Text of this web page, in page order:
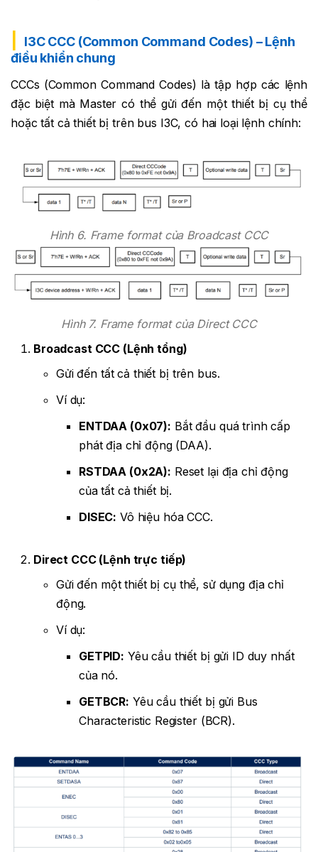
I3C CCC (Common Command Codes) – Lệnh
điều khiển chung
CCCs (Common Command Codes) là tập hợp các lệnh
đặc biệt mà Master có thể gửi đến một thiết bị cụ thể
hoặc tất cả thiết bị trên bus I3C, có hai loại lệnh chính:
Hình 6. Frame format của Broadcast CCC
Hình 7. Frame format của Direct CCC
Broadcast CCC (Lệnh tổng)
Gửi đến tất cả thiết bị trên bus.
Ví dụ:
ENTDAA (0x07): Bắt đầu quá trình cấp
phát địa chỉ động (DAA).
RSTDAA (0x2A): Reset lại địa chỉ động
của tất cả thiết bị.
DISEC: Vô hiệu hóa CCC.
Direct CCC (Lệnh trực tiếp)
Gửi đến một thiết bị cụ thể, sử dụng địa chỉ
động.
Ví dụ:
GETPID: Yêu cầu thiết bị gửi ID duy nhất
của nó.
GETBCR: Yêu cầu thiết bị gửi Bus
Characteristic Register (BCR).